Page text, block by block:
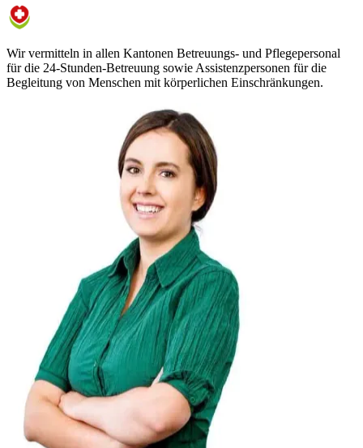
Wir vermitteln in allen Kantonen Betreuungs- und Pflegepersonal
für die 24-Stunden-Betreuung sowie Assistenzpersonen für die
Begleitung von Menschen mit körperlichen Einschränkungen.